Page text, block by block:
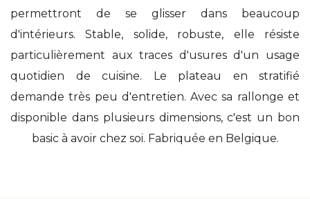
permettront de se glisser dans beaucoup
d'intérieurs. Stable, solide, robuste, elle résiste
particulièrement aux traces d'usures d'un usage
quotidien de cuisine. Le plateau en stratifié
demande très peu d'entretien. Avec sa rallonge et
disponible dans plusieurs dimensions, c'est un bon
basic à avoir chez soi. Fabriquée en Belgique.